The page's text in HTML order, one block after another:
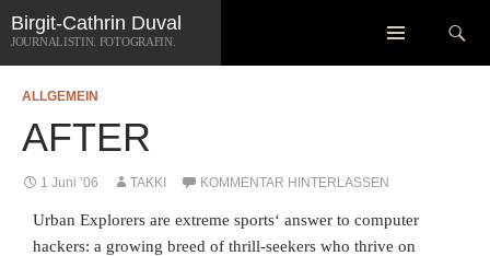
Zum
Inhalt
springen
Suchen
ALLGEMEIN
AFTER
1 Juni ’06 TAKKI KOMMENTAR HINTERLASSEN
Urban Explorers are extreme sports‘ answer to computer
hackers: a growing breed of thrill-seekers who thrive on
Birgit-Cathrin Duval
JOURNALISTIN. FOTOGRAFIN.